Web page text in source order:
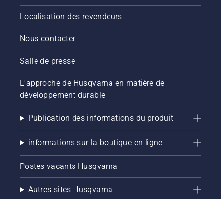
pour que
votre
pelouse
reste
saine et
pelouse
reste
saine et
luxuriante.
Localisation des revendeurs
Nous contacter
Salle de presse
L'approche de Husqvarna en matière de
développement durable
Publication des informations du produit
informations sur la boutique en ligne
Postes vacants Husqvarna
Autres sites Husqvarna